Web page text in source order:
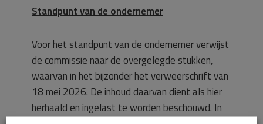
Standpunt van de ondernemer
Voor het standpunt van de ondernemer verwijst
de commissie naar de overgelegde stukken,
waarvan in het bijzonder het verweerschrift van
18 mei 2026. De inhoud daarvan dient als hier
herhaald en ingelast te worden beschouwd. In